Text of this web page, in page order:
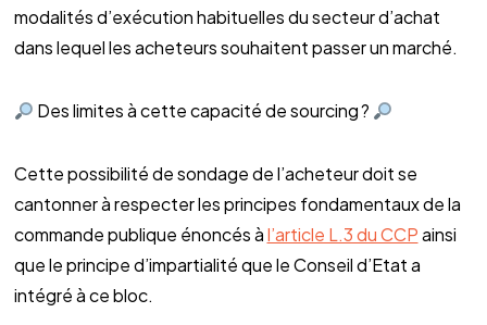
modalités d’exécution habituelles du secteur d’achat
dans lequel les acheteurs souhaitent passer un marché.
Des limites à cette capacité de sourcing ?
Cette possibilité de sondage de l’acheteur doit se
cantonner à respecter les principes fondamentaux de la
commande publique énoncés àl’article L.3 du CCPainsi
que le principe d’impartialité que le Conseil d’Etat a
intégré à ce bloc.